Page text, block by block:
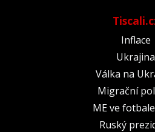
Inflace
Ukrajina
Válka na
Migrační
ME ve
Ruský